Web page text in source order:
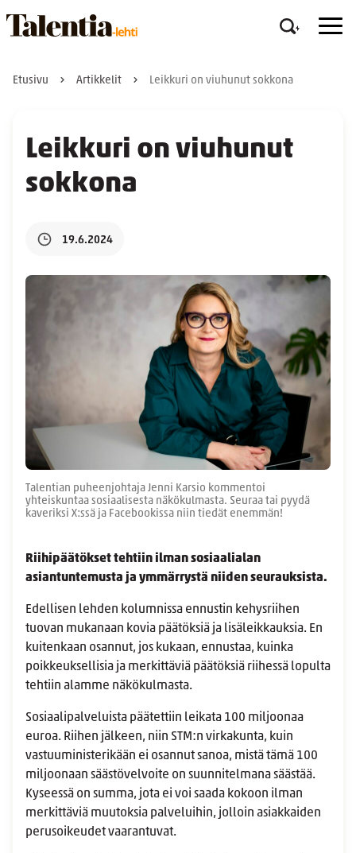
Etusivu Artikkelit Leikkuri on viuhunut sokkona
Leikkuri on viuhunut
sokkona
19.6.2024
Talentian puheenjohtaja Jenni Karsio kommentoi
yhteiskuntaa sosiaalisesta näkökulmasta. Seuraa tai pyydä
kaveriksi X:ssä ja Facebookissa niin tiedät enemmän!
Riihipäätökset tehtiin ilman sosiaalialan
asiantuntemusta ja ymmärrystä niiden seurauksista.
Edellisen lehden kolumnissa ennustin kehysriihen
tuovan mukanaan kovia päätöksiä ja lisäleikkauksia. En
kuitenkaan osannut, jos kukaan, ennustaa, kuinka
poikkeuksellisia ja merkittäviä päätöksiä riihessä lopulta
tehtiin alamme näkökulmasta.
Sosiaalipalveluista päätettiin leikata 100 miljoonaa
euroa. Riihen jälkeen, niin STM:n virkakunta, kuin
vastuuministerikään ei osannut sanoa, mistä tämä 100
miljoonaan säästövelvoite on suunnitelmana säästää.
Kyseessä on summa, jota ei voi saada kokoon ilman
merkittäviä muutoksia palveluihin, jolloin asiakkaiden
perusoikeudet vaarantuvat.